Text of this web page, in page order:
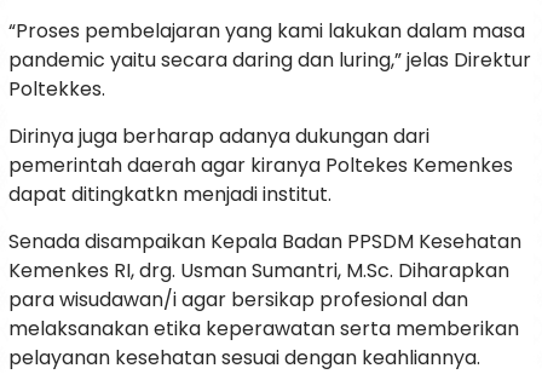
“Proses pembelajaran yang kami lakukan dalam masa
pandemic yaitu secara daring dan luring,” jelas Direktur
Poltekkes.
Dirinya juga berharap adanya dukungan dari
pemerintah daerah agar kiranya Poltekes Kemenkes
dapat ditingkatkn menjadi institut.
Senada disampaikan Kepala Badan PPSDM Kesehatan
Kemenkes RI, drg. Usman Sumantri, M.Sc. Diharapkan
para wisudawan/i agar bersikap profesional dan
melaksanakan etika keperawatan serta memberikan
pelayanan kesehatan sesuai dengan keahliannya.